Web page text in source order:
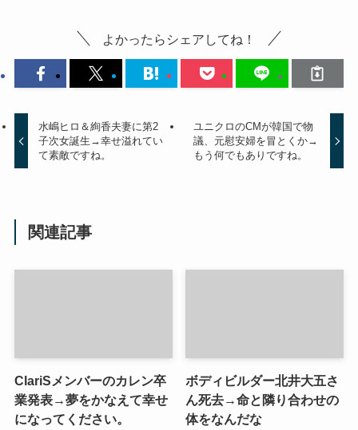
よかったらシェアしてね！
水嶋ヒロ＆絢香夫妻に第2
子次女誕生→幸せ溢れてい
て素敵ですね。
ユニクロのCMが韓国で物
議、元慰安婦を冒とくか→
もう何でもありですね。
関連記事
ClariSメンバーのカレン卒
業発表→夢をかなえて幸せ
になってください。
ボディビルダー北井大五さ
ん死去→命と隣り合わせの
体をなんだな